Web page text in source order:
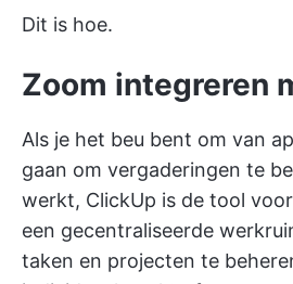
Dit is hoe.
Zoom integreren
Als je het beu bent om van
gaan om vergaderingen te
werkt, ClickUp is de tool
een gecentraliseerde
taken en projecten te